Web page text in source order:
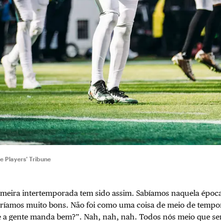
Players' Tribune
intertemporada tem sido assim. Sabíamos naquela
muito bons. Não foi como uma coisa de meio de
gente manda bem?”. Nah, nah, nah. Todos nós meio que